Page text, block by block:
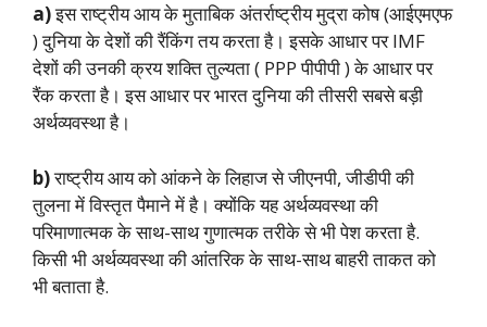
a)इस राष्ट्रीय आय के मुताबिक अंतर्राष्ट्रीय मुद्रा कोष (आईएमएफ
) दुनिया के देशों की रैंकिंग तय करता है। इसके आधार पर IMF
देशों की उनकी क्रय शक्ति तुल्यता ( PPP पीपीपी ) के आधार पर
रैंक करता है। इस आधार पर भारत दुनिया की तीसरी सबसे बड़ी
अर्थव्यवस्था है।
b)राष्ट्रीय आय को आंकने के लिहाज से जीएनपी, जीडीपी की
तुलना में विस्तृत पैमाने में है। क्योंकि यह अर्थव्यवस्था की
परिमाणात्मक के साथ-साथ गुणात्मक तरीके से भी पेश करता है.
किसी भी अर्थव्यवस्था की आंतरिक के साथ-साथ बाहरी ताकत को
भी बताता है.